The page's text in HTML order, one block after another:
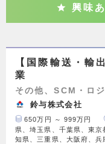
興味
【国際輸送・輸
業
その他、SCM・ロ
鈴与株式会社
650万円 ～ 999万円
県、埼玉県、千葉県、東
知県、三重県、大阪府、